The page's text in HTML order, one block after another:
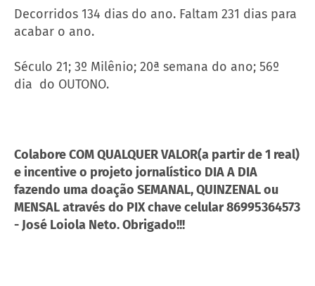
Decorridos 134 dias do ano. Faltam 231 dias para
acabar o ano.
Século 21; 3º Milênio; 20ª semana do ano; 56º
dia do OUTONO.
Colabore COM QUALQUER VALOR(a partir de 1 real)
e incentive o projeto jornalístico DIA A DIA
fazendo uma doação SEMANAL, QUINZENAL ou
MENSAL através do PIX chave celular 86995364573
- José Loiola Neto. Obrigado!!!